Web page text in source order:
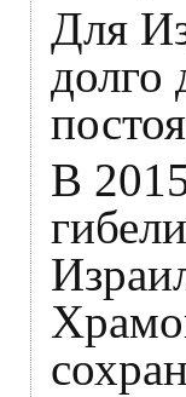
Для
долго
В